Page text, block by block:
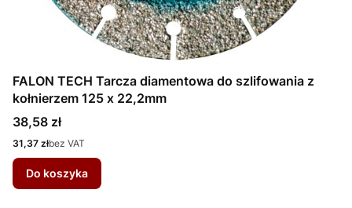
FALON TECH Tarcza diamentowa do szlifowania z
kołnierzem 125 x 22,2mm
Cena
38,58 zł
Cena
31,37 złbez VAT
Do koszyka